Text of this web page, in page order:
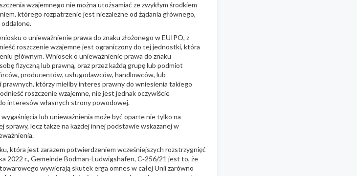
wzajemnego nie można utożsamiać ze zwykłym środkiem
którego rozpatrzenie jest niezależne od żądania głównego,
o unieważnienie prawa do znaku złożonego w EUIPO, z
roszczenie wzajemne jest ograniczony do tej jednostki, która
głównym. Wniosek o unieważnienie prawa do znaku
fizyczną lub prawną, oraz przez każdą grupę lub podmiot
producentów, usługodawców, handlowców, lub
którzy mieliby interes prawny do wniesienia takiego
roszczenie wzajemne, nie jest jednak oczywiście
interesów własnych strony powodowej.
lub unieważnienia może być oparte nie tylko na
sprawy, lecz także na każdej innej podstawie wskazanej w
która jest zarazem potwierdzeniem wcześniejszych rozstrzygnięć
2022 r., Gemeinde Bodman-Ludwigshafen, C‑256/21 jest to, że
wywierają skutek erga omnes w całej Unii zarówno